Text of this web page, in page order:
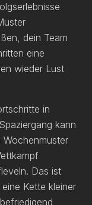
dein Team
eine
wieder Lust
in
kann
Wochenmuster
Das ist
Kette kleiner